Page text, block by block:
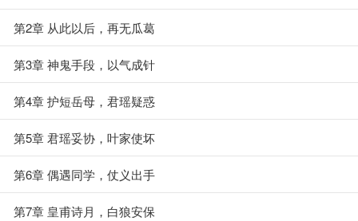
第2章 从此以后，再无瓜葛
第3章 神鬼手段，以气成针
第4章 护短岳母，君瑶疑惑
第5章 君瑶妥协，叶家使坏
第6章 偶遇同学，仗义出手
第7章 皇甫诗月，白狼安保